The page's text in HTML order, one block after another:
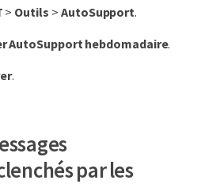
> Outils > AutoSupport.
AutoSupport hebdomadaire.
.
par les